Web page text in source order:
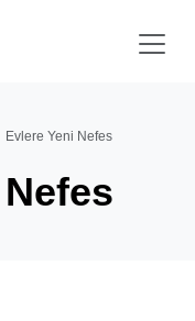
Evlere Yeni Nefes